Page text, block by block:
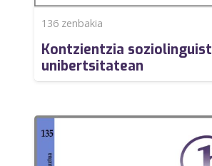
136 zenbakia
Kontzientzia
unibertsitatean